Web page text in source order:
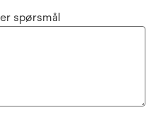
spørsmål